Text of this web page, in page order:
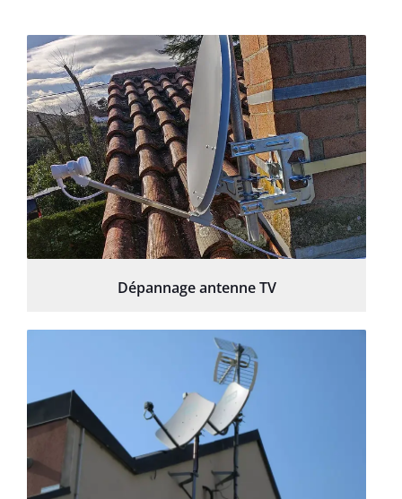
Dépannage antenne TV